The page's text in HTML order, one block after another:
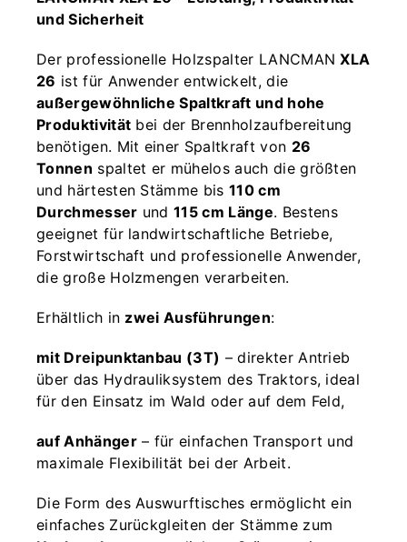
und Sicherheit
Der professionelle Holzspalter LANCMANXLA
26 ist für Anwender entwickelt, die
außergewöhnliche Spaltkraft und hohe
Produktivität bei der Brennholzaufbereitung
benötigen. Mit einer Spaltkraft von 26
Tonnen spaltet er mühelos auch die größten
und härtesten Stämme bis110 cm
Durchmesser und115 cm Länge. Bestens
geeignet für landwirtschaftliche Betriebe,
Forstwirtschaft und professionelle Anwender,
die große Holzmengen verarbeiten.
Erhältlich in zwei Ausführungen:
mit Dreipunktanbau (3T) – direkter Antrieb
über das Hydrauliksystem des Traktors, ideal
für den Einsatz im Wald oder auf dem Feld,
auf Anhänger– für einfachen Transport und
maximale Flexibilität bei der Arbeit.
Die Form des Auswurftisches ermöglicht ein
einfaches Zurückgleiten der Stämme zum